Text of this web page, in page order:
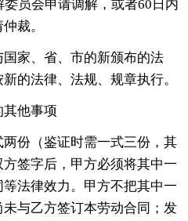
员会申请调解，或者60日内
裁。
家、省、市的新颁布的法
的法律、法规、规章执行。
他事项
份（鉴证时需一式三份，其
签字后，甲方必须将其中一
法律效力。甲方不把其中一
与乙方签订本劳动合同；发